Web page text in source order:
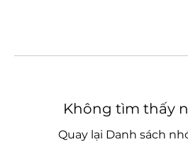
Không tìm thấy
Quay lại Danh sách